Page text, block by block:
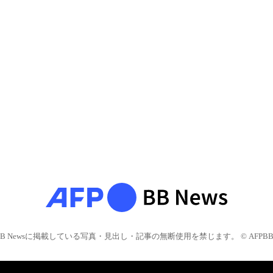
Newsに掲載している写真・見出し・記事の無断使用を禁じます。 © AFPBB